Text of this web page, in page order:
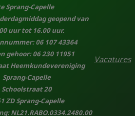
Sprang-Capelle
geopend van
uur tot 16.00 uur.
06 107 43364
gehoor: 06 230 11951
Heemkundevereniging
Sprang-Capelle
Schoolstraat 20
ZD Sprang-Capelle
NL21.RABO.0334.2480.00
Vacatures